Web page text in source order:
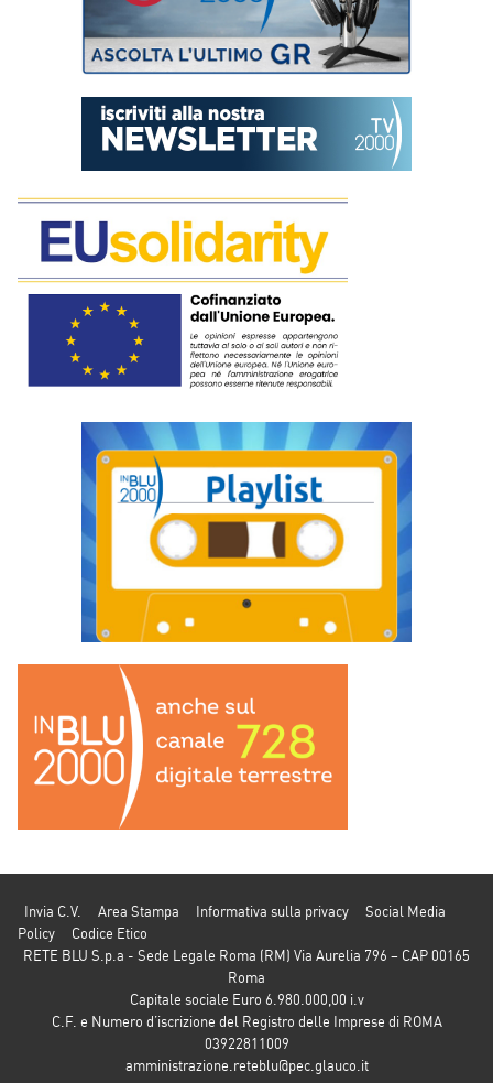
Invia C.V. Area Stampa Informativa sulla privacy
Social Media
Policy
Codice Etico
RETE BLU S.p.a - Sede Legale Roma (RM) Via Aurelia 796 – CAP 00165
Roma
Capitale sociale Euro 6.980.000,00 i.v
C.F. e Numero d’iscrizione del Registro delle Imprese di ROMA
03922811009
amministrazione.reteblu@pec.glauco.it